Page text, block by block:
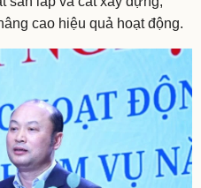
cao hiệu quả hoạt động.